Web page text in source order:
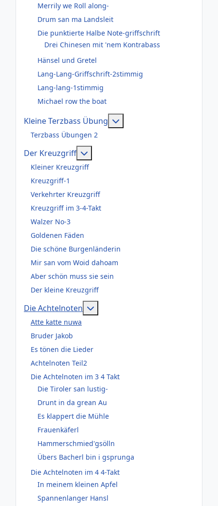
Merrily we Roll along-
Drum san ma Landsleit
Die punktierte Halbe Note-griffschrift
Drei Chinesen mit 'nem Kontrabass
Hänsel und Gretel
Lang-Lang-Griffschrift-2stimmig
Lang-lang-1stimmig
Michael row the boat
Kleine Terzbass Übung
Terzbass Übungen 2
Der Kreuzgriff
Kleiner Kreuzgriff
Kreuzgriff-1
Verkehrter Kreuzgriff
Kreuzgriff im 3-4-Takt
Walzer No-3
Goldenen Fäden
Die schöne Burgenländerin
Mir san vom Woid dahoam
Aber schön muss sie sein
Der kleine Kreuzgriff
Die Achtelnoten
Atte katte nuwa
Bruder Jakob
Es tönen die Lieder
Achtelnoten Teil2
Die Achtelnoten im 3 4 Takt
Die Tiroler san lustig-
Drunt in da grean Au
Es klappert die Mühle
Frauenkäferl
Hammerschmied'gsölln
Übers Bacherl bin i gsprunga
Die Achtelnoten im 4 4-Takt
In meinem kleinen Apfel
Spannenlanger Hansl